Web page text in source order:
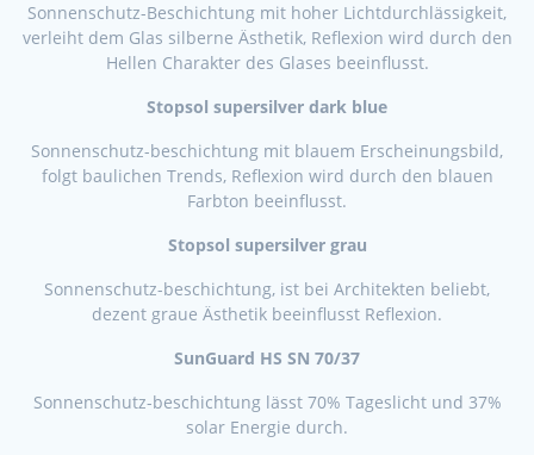
Sonnenschutz-Beschichtung mit hoher Lichtdurchlässigkeit,
verleiht dem Glas silberne Ästhetik, Reflexion wird durch den
Hellen Charakter des Glases beeinflusst.
Stopsol supersilver dark blue
Sonnenschutz-beschichtung mit blauem Erscheinungsbild,
folgt baulichen Trends, Reflexion wird durch den blauen
Farbton beeinflusst.
Stopsol supersilver grau
Sonnenschutz-beschichtung, ist bei Architekten beliebt,
dezent graue Ästhetik beeinflusst Reflexion.
SunGuard HS SN 70/37
Sonnenschutz-beschichtung lässt 70% Tageslicht und 37%
solar Energie durch.